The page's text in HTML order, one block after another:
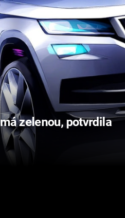
zelenou, potvrdila